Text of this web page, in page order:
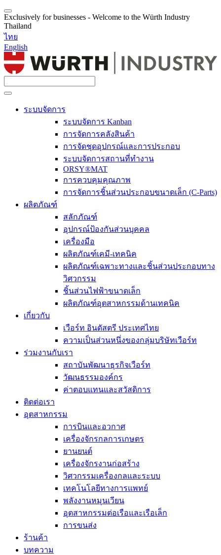
Exclusively for businesses - Welcome to the Würth Industry
Thailand
ไทย
English
ระบบจัดการ
ระบบจัดการ Kanban
การจัดการคลังสินค้า
การจัดชุดอุปกรณ์และการประกอบ
ระบบจัดการสถานที่ทำงาน
ORSY®MAT
การควบคุมคุณภาพ
การจัดการชิ้นส่วนประกอบขนาดเล็ก (C-Parts)
ผลิตภัณฑ์
สลักภัณฑ์
อุปกรณ์ป้องกันส่วนบุคคล
เครื่องมือ
ผลิตภัณฑ์เคมี-เทคนิค
ผลิตภัณฑ์เฉพาะทางและชิ้นส่วนประกอบทาง
วิศวกรรม
ชิ้นส่วนไฟฟ้าขนาดเล็ก
ผลิตภัณฑ์อุตสาหกรรมด้านเทคนิค
เกี่ยวกับ
เวือร์ท อินดัสตรี ประเทศไทย
ความเป็นส่วนหนึ่งของกลุ่มบริษัทเวือร์ท
ร่วมงานกับเรา
สถาบันพัฒนาธุรกิจเวือร์ท
วัฒนธรรมองค์กร
ค่าตอบแทนและสวัสดิการ
ติดต่อเรา
อุตสาหกรรม
การบินและอวกาศ
เครื่องจักรกลการเกษตร
ยานยนต์
เครื่องจักรงานก่อสร้าง
วิศวกรรมเครื่องกลและระบบ
เทคโนโลยีทางการแพทย์
พลังงานหมุนเวียน
อุตสาหกรรมต่อเรือและเรือเล็ก
การขนส่ง
ร้านค้า
บทความ